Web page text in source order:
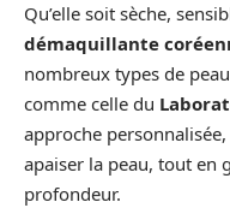
Qu’elle soit sèche,
démaquillante
nombreux types de
comme celle du
approche
apaiser la peau, tout en
profondeur.